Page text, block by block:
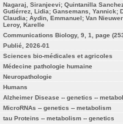
Nagaraj, Siranjeevi; Quintanilla
Gutiérrez, Lidia; Gansemans, Yannick;
Claudia; Aydin, Emmanuel; Van
Leroy, Karelle
Communications Biology, 9, 1, page
Publié, 2026-01
Sciences bio-médicales et agricoles
Médecine pathologie humaine
Neuropathologie
Humans
Alzheimer Disease -- genetics --
MicroRNAs -- genetics -- metabolism
tau Proteins -- metabolism -- genetics